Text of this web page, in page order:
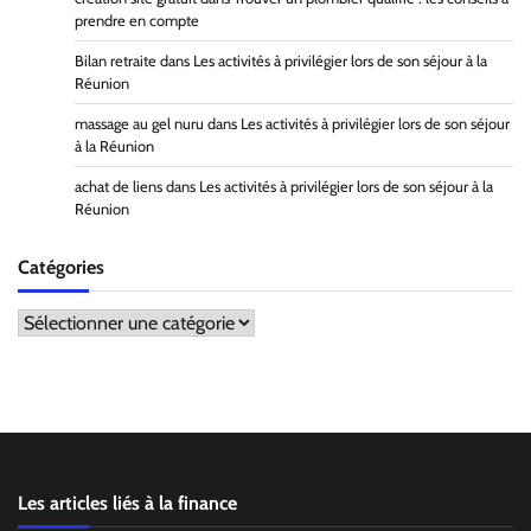
prendre en compte
Bilan retraite dans Les activités à privilégier lors de son séjour à la
Réunion
massage au gel nuru dans Les activités à privilégier lors de son séjour
à la Réunion
achat de liens dans Les activités à privilégier lors de son séjour à la
Réunion
Catégories
Catégories
Les articles liés à la finance